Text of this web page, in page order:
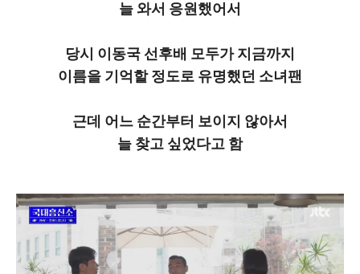
늘 와서 응원했어서
당시 이동국 선후배 모두가 지금까지
이름을 기억할 정도로 유명했던 소녀팬
근데 어느 순간부터 보이지 않아서
늘 찾고 싶었다고 함